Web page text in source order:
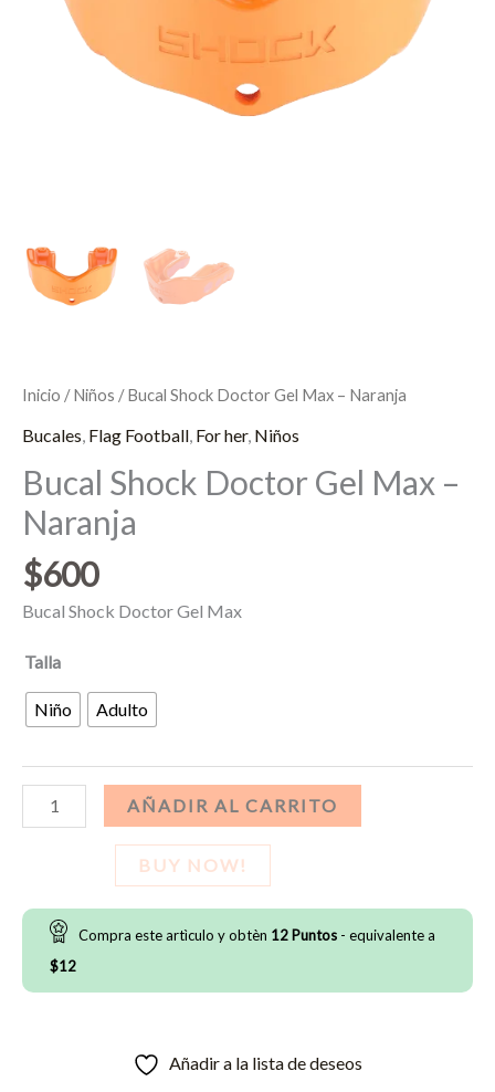
Inicio /Niños / Bucal Shock Doctor Gel Max – Naranja
Bucales Flag Football For her, Niños
Bucal Shock Doctor Gel Max –
Naranja
$600
Bucal Shock Doctor Gel Max
Talla
Niño Adulto
Bucal
Shock
Max
Naranja
AÑADIR AL CARRITO
BUY NOW!
Compra este artìculo y obtèn 12 Puntos - equivalente a
$12
Añadir a la lista de deseos